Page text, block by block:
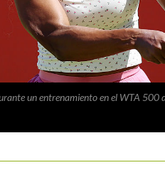
un entrenamiento en el WTA 500